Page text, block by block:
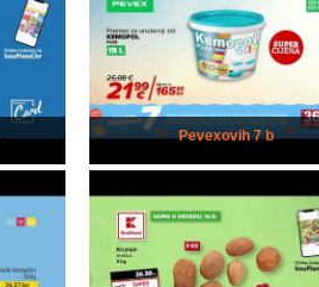
Pevexovih 7 b